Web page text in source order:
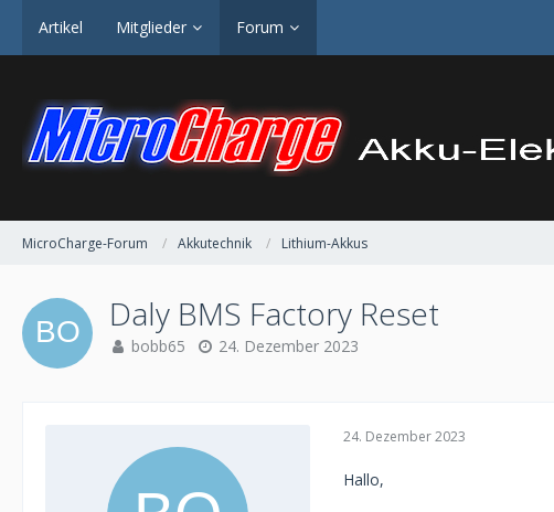
Artikel Mitglieder Forum
MicroCharge-Forum Akkutechnik Lithium-Akkus
Daly BMS Factory Reset
bobb65 24. Dezember 2023
24. Dezember 2023
Hallo,